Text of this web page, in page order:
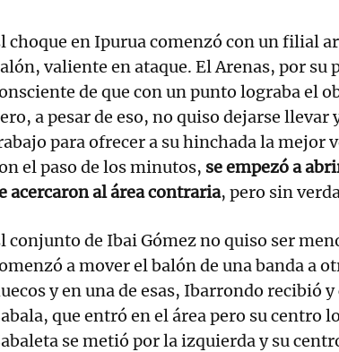
choque en Ipurua comenzó con un filial
valiente en ataque. El Arenas, por su
de que con un punto lograba el
a pesar de eso, no quiso dejarse llevar
para ofrecer a su hinchada la mejor
el paso de los minutos, se empezó a
acercaron al área contraria, pero sin
conjunto de Ibai Gómez no quiso ser
a mover el balón de una banda a
y en una de esas, Ibarrondo recibió
que entró en el área pero su centro
se metió por la izquierda y su